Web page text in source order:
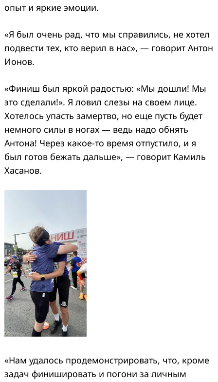
опыт и яркие эмоции.
«Я был очень рад, что мы справились, не хотел
подвести тех, кто верил в нас», — говорит Антон
Ионов.
«Финиш был яркой радостью: «Мы дошли! Мы
это сделали!». Я ловил слезы на своем лице.
Хотелось упасть замертво, но еще пусть будет
немного силы в ногах — ведь надо обнять
Антона! Через какое-то время отпустило, и я
был готов бежать дальше», — говорит Камиль
Хасанов.
«Нам удалось продемонстрировать, что, кроме
задач финишировать и погони за личным